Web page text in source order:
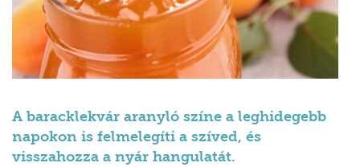
A baracklekvár aranyló színe a leghidegebb
napokon is felmelegíti a szíved, és
visszahozza a nyár hangulatát.